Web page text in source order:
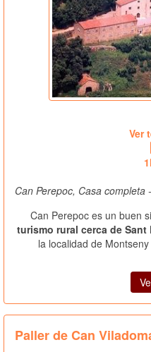
Ver
Can Perepoc, Casa
Can Perepoc es un buen
turismo rural cerca de Sant
la localidad de
Paller de Can